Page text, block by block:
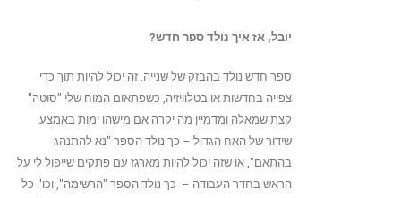
יובל, אז איך נולד ספר חדש?
ספר חדש נולד בהבזק של שנייה. זה יכול להיות תוך כדי
צפייה בחדשות או בטלוויזיה, כשפתאום המוח שלי "סוטה"
קצת שמאלה ומדמיין מה יקרה אם מישהו ימות באמצע
שידור של האח הגדול – כך נולד הספר "נא להתנהג
בהתאם", או שזה יכול להיות מארגז עם פתקים שייפול לי על
הראש בחדר העבודה – כך נולד הספר "הרשימה", וכו'. כל